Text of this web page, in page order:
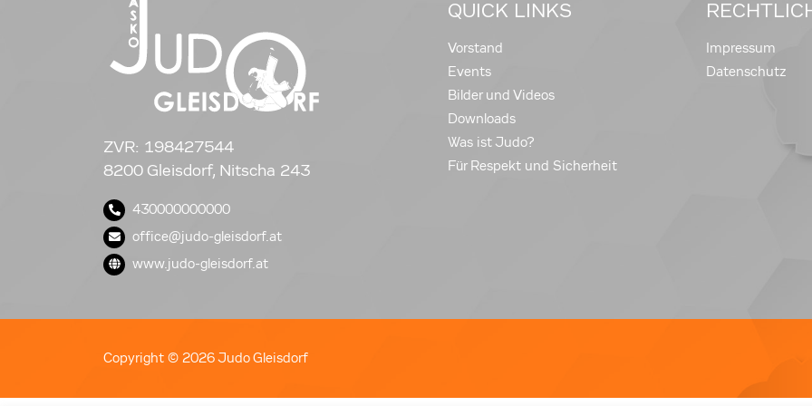
ZVR: 198427544
8200 Gleisdorf, Nitscha 243
430000000000
office@judo-gleisdorf.at
www.judo-gleisdorf.at
QUICK LINKS
Vorstand
Events
Bilder und Videos
Downloads
Was ist Judo?
Für Respekt und Sicherheit
Impressum
Datenschutz
Copyright © 2026 Judo Gleisdorf